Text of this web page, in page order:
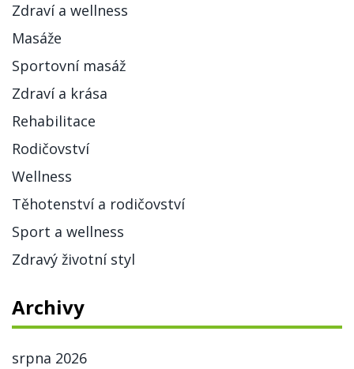
Zdraví a wellness
Masáže
Sportovní masáž
Zdraví a krása
Rehabilitace
Rodičovství
Wellness
Těhotenství a rodičovství
Sport a wellness
Zdravý životní styl
Archivy
srpna 2026